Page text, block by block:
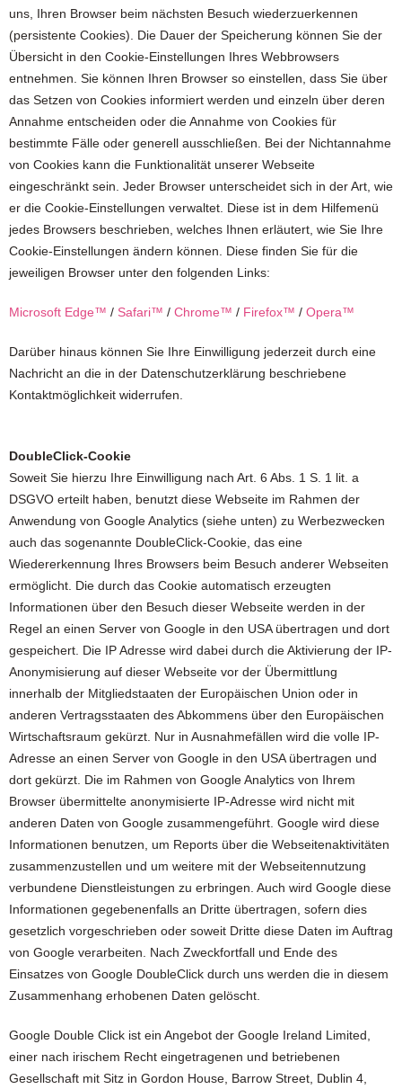
uns, Ihren Browser beim nächsten Besuch wiederzuerkennen
(persistente Cookies). Die Dauer der Speicherung können Sie der
Übersicht in den Cookie-Einstellungen Ihres Webbrowsers
entnehmen. Sie können Ihren Browser so einstellen, dass Sie über
das Setzen von Cookies informiert werden und einzeln über deren
Annahme entscheiden oder die Annahme von Cookies für
bestimmte Fälle oder generell ausschließen. Bei der Nichtannahme
von Cookies kann die Funktionalität unserer Webseite
eingeschränkt sein. Jeder Browser unterscheidet sich in der Art, wie
er die Cookie-Einstellungen verwaltet. Diese ist in dem Hilfemenü
jedes Browsers beschrieben, welches Ihnen erläutert, wie Sie Ihre
Cookie-Einstellungen ändern können. Diese finden Sie für die
jeweiligen Browser unter den folgenden Links:
Microsoft Edge™ / Safari™ / Chrome™ / Firefox™ / Opera™
Darüber hinaus können Sie Ihre Einwilligung jederzeit durch eine
Nachricht an die in der Datenschutzerklärung beschriebene
Kontaktmöglichkeit widerrufen.
DoubleClick-Cookie
Soweit Sie hierzu Ihre Einwilligung nach Art. 6 Abs. 1 S. 1 lit. a
DSGVO erteilt haben, benutzt diese Webseite im Rahmen der
Anwendung von Google Analytics (siehe unten) zu Werbezwecken
auch das sogenannte DoubleClick-Cookie, das eine
Wiedererkennung Ihres Browsers beim Besuch anderer Webseiten
ermöglicht. Die durch das Cookie automatisch erzeugten
Informationen über den Besuch dieser Webseite werden in der
Regel an einen Server von Google in den USA übertragen und dort
gespeichert. Die IP Adresse wird dabei durch die Aktivierung der IP-
Anonymisierung auf dieser Webseite vor der Übermittlung
innerhalb der Mitgliedstaaten der Europäischen Union oder in
anderen Vertragsstaaten des Abkommens über den Europäischen
Wirtschaftsraum gekürzt. Nur in Ausnahmefällen wird die volle IP-
Adresse an einen Server von Google in den USA übertragen und
dort gekürzt. Die im Rahmen von Google Analytics von Ihrem
Browser übermittelte anonymisierte IP-Adresse wird nicht mit
anderen Daten von Google zusammengeführt. Google wird diese
Informationen benutzen, um Reports über die Webseitenaktivitäten
zusammenzustellen und um weitere mit der Webseitennutzung
verbundene Dienstleistungen zu erbringen. Auch wird Google diese
Informationen gegebenenfalls an Dritte übertragen, sofern dies
gesetzlich vorgeschrieben oder soweit Dritte diese Daten im Auftrag
von Google verarbeiten. Nach Zweckfortfall und Ende des
Einsatzes von Google DoubleClick durch uns werden die in diesem
Zusammenhang erhobenen Daten gelöscht.
Google Double Click ist ein Angebot der Google Ireland Limited,
einer nach irischem Recht eingetragenen und betriebenen
Gesellschaft mit Sitz in Gordon House, Barrow Street, Dublin 4,